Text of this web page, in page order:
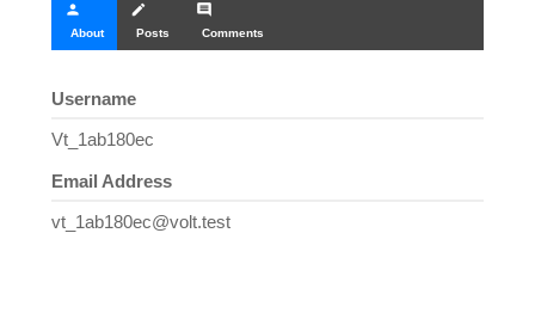
person
About
create
Posts
comment
Comments
Username
Vt_1ab180ec
Email Address
vt_1ab180ec@volt.test